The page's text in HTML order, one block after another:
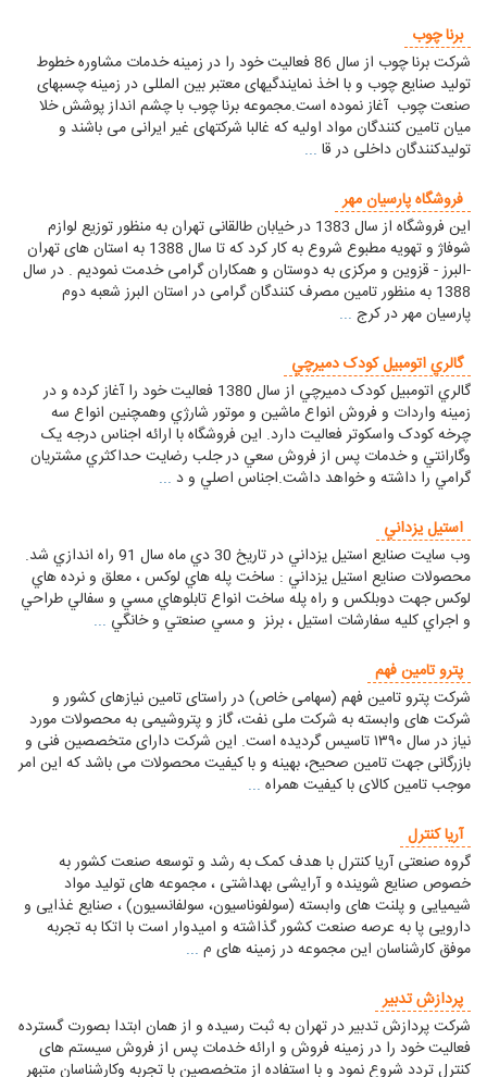
برنا چوب
شرکت برنا چوب از سال 86 فعالیت خود را در زمینه خدمات مشاوره خطوط
تولید صنایع چوب و با اخذ نمایندگیهای معتبر بین المللی در زمینه چسبهای
صنعت چوب آغاز نموده است.مجموعه برنا چوب با چشم انداز پوشش خلا
میان تامین کنندگان مواد اولیه که غالبا شرکتهای غیر ایرانی می باشند و
تولیدکنندگان داخلی در قا ...
فروشگاه پارسیان مهر
این فروشگاه از سال 1383 در خیابان طالقانی تهران به منظور توزیع لوازم
شوفاژ و تهویه مطبوع شروع به کار کرد که تا سال 1388 به استان های تهران
-البرز - قزوین و مرکزی به دوستان و همکاران گرامی خدمت نمودیم . در سال
1388 به منظور تامین مصرف کنندگان گرامی در استان البرز شعبه دوم
پارسیان مهر در کرج ...
گالري اتومبيل کودک دميرچي
گالري اتومبيل کودک دميرچي از سال 1380 فعاليت خود را آغاز کرده و در
زمينه واردات و فروش انواع ماشين و موتور شارژي وهمچنين انواع سه
چرخه کودک واسکوتر فعاليت دارد. اين فروشگاه با ارائه اجناس درجه يک
وگارانتي و خدمات پس از فروش سعي در جلب رضايت حداکثري مشتريان
گرامي را داشته و خواهد داشت.اجناس اصلي و د ...
استيل يزداني
وب سايت صنايع استيل يزداني در تاريخ 30 دي ماه سال 91 راه اندازي شد.
محصولات صنايع استيل يزداني : ساخت پله هاي لوكس ، معلق و نرده هاي
لوكس جهت دوبلكس و راه پله ساخت انواع تابلوهاي مسي و سفالي طراحي
و اجراي كليه سفارشات استيل ، برنز و مسي صنعتي و خانگي ...
پترو تامین فهم
شرکت پترو تامین فهم (سهامی خاص) در راستای تامین نیازهای کشور و
شرکت های وابسته به شرکت ملی نفت، گاز و پتروشیمی به محصولات مورد
نیاز در سال ۱۳۹۰ تاسیس گردیده است. این شرکت دارای متخصصین فنی و
بازرگانی جهت تامین صحیح، بهینه و با کیفیت محصولات می باشد که این امر
موجب تامین کالای با کیفیت همراه ...
آریا کنترل
گروه صنعتی آریا کنترل با هدف کمک به رشد و توسعه صنعت کشور به
خصوص صنایع شوینده و آرایشی بهداشتی ، مجموعه های تولید مواد
شیمیایی و پلنت های وابسته (سولفوناسیون، سولفانسیون) ، صنایع غذایی و
دارویی پا به عرصه صنعت کشور گذاشته و امیدوار است با اتکا به تجربه
موفق کارشناسان این مجموعه در زمینه های م ...
پردازش تدبیر
شرکت پردازش تدبیر در تهران به ثبت رسیده و از همان ابتدا بصورت گسترده
فعالیت خود را در زمینه فروش و ارائه خدمات پس از فروش سیستم های
کنترل تردد شروع نمود و با استفاده از متخصصین با تجربه وکارشناسان متبهر